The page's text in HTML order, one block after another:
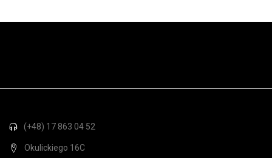
(+48) 17 863 04 52
Okulickiego 16C